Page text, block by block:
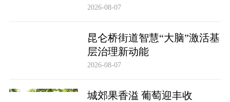
2026-08-07
昆仑桥街道智慧“大脑”激活基
层治理新动能
2026-08-07
城郊果香溢 葡萄迎丰收